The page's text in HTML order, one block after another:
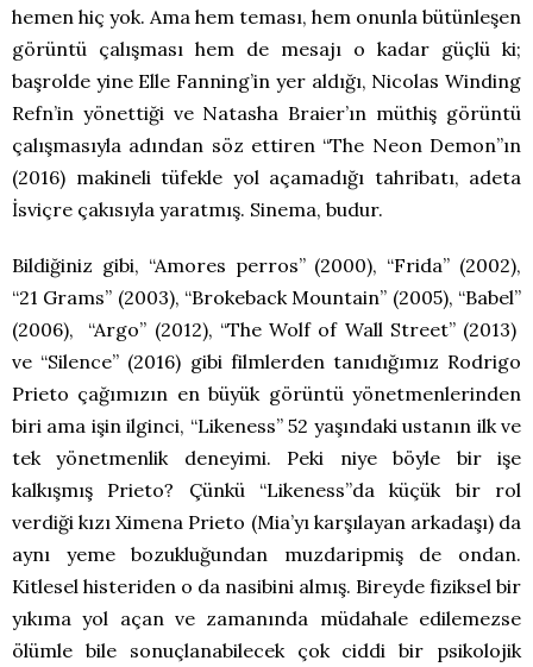
hemen hiç yok. Ama hem teması, hem onunla bütünleşen
görüntü çalışması hem de mesajı o kadar güçlü ki;
başrolde yine Elle Fanning’in yer aldığı, Nicolas Winding
Refn’in yönettiği ve Natasha Braier’ın müthiş görüntü
çalışmasıyla adından söz ettiren “The Neon Demon”ın
(2016) makineli tüfekle yol açamadığı tahribatı, adeta
İsviçre çakısıyla yaratmış. Sinema, budur.
Bildiğiniz gibi, “Amores perros” (2000), “Frida” (2002),
“21 Grams” (2003), “Brokeback Mountain” (2005), “Babel”
(2006), “Argo” (2012), “The Wolf of Wall Street” (2013)
ve “Silence” (2016) gibi filmlerden tanıdığımız Rodrigo
Prieto çağımızın en büyük görüntü yönetmenlerinden
biri ama işin ilginci, “Likeness” 52 yaşındaki ustanın ilk ve
tek yönetmenlik deneyimi. Peki niye böyle bir işe
kalkışmış Prieto? Çünkü “Likeness”da küçük bir rol
verdiği kızı Ximena Prieto (Mia’yı karşılayan arkadaşı) da
aynı yeme bozukluğundan muzdaripmiş de ondan.
Kitlesel histeriden o da nasibini almış. Bireyde fiziksel bir
yıkıma yol açan ve zamanında müdahale edilemezse
ölümle bile sonuçlanabilecek çok ciddi bir psikolojik